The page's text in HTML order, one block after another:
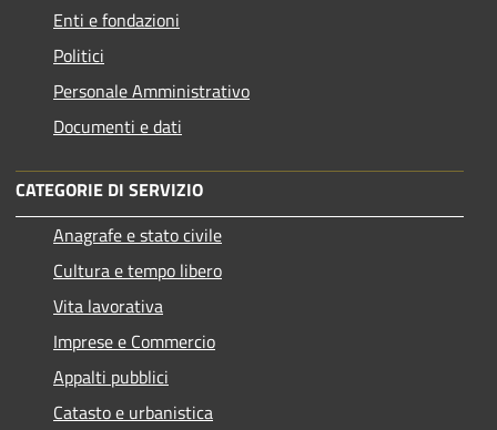
Enti e fondazioni
Politici
Personale Amministrativo
Documenti e dati
CATEGORIE DI SERVIZIO
Anagrafe e stato civile
Cultura e tempo libero
Vita lavorativa
Imprese e Commercio
Appalti pubblici
Catasto e urbanistica